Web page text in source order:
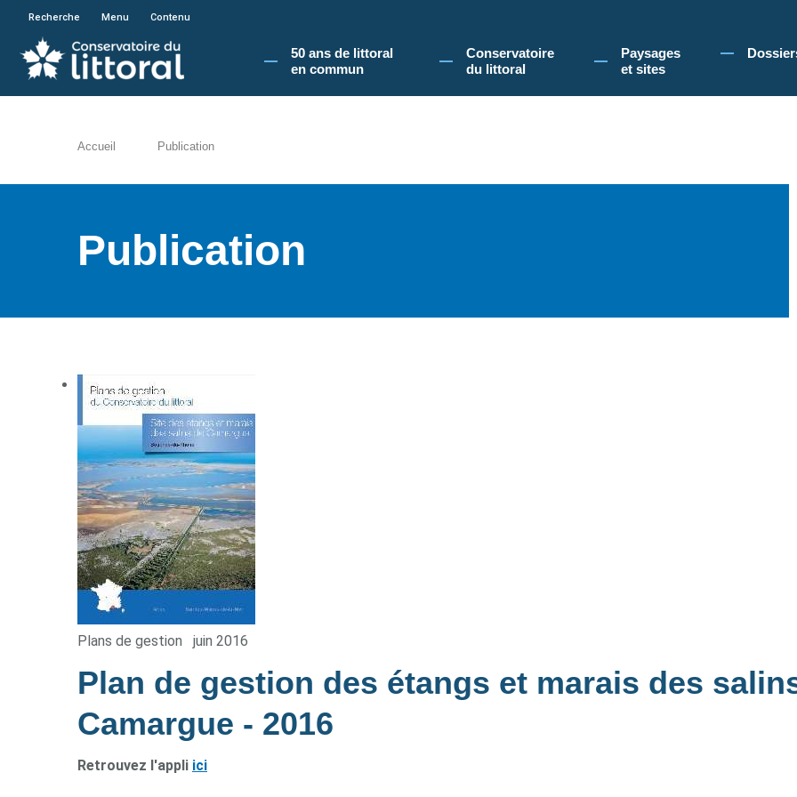
En poursuivant votre navigation sur le site du Conservatoire du littoral, vous acceptez l'utilisation de cookies pour vous
Recherche Menu Contenu
50 ans de littoral
en commun​
Conservatoire
du littoral
Paysages
et sites
Accueil Publication
Publication
Plans de gestion juin 2016
Plan de gestion des étangs et marais des
Camargue - 2016
Retrouvez l'appli ici